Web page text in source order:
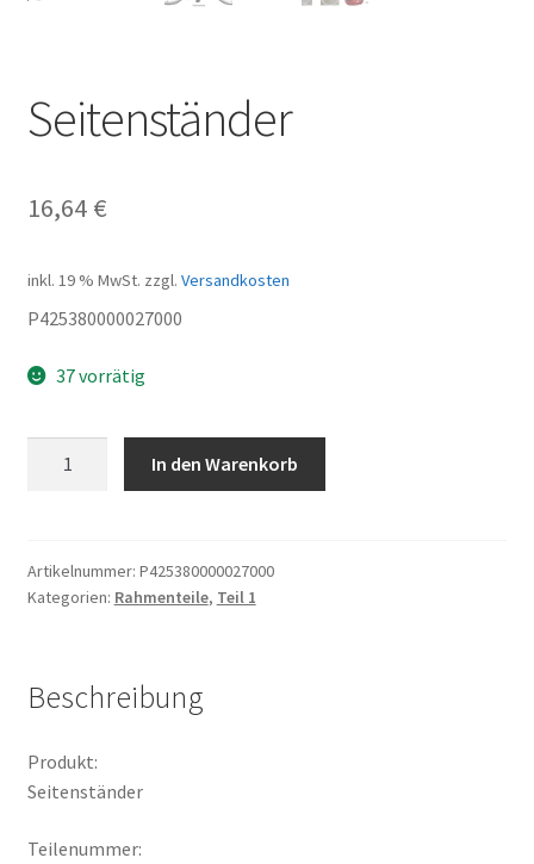
Seitenständer
16,64 €
inkl. 19 % MwSt. zzgl. Versandkosten
P425380000027000
37 vorrätig
In den Warenkorb
Artikelnummer: P425380000027000
Kategorien: Rahmenteile, Teil 1
Beschreibung
Produkt:
Seitenständer
Teilenummer: